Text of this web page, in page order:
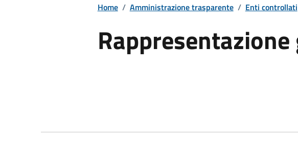
Home / Amministrazione trasparente / Enti controllati